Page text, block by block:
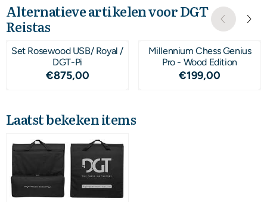
Alternatieve artikelen voorDGT
Reistas
Set Rosewood USB/ Royal /
DGT-Pi
Prijs: 875,00
€875,00
Millennium Chess Genius
Pro - Wood Edition
Prijs: 199,00
€199,00
Laatst bekeken items